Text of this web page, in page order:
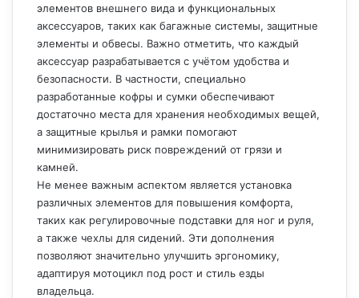
элементов внешнего вида и функциональных
аксессуаров, таких как багажные системы, защитные
элементы и обвесы. Важно отметить, что каждый
аксессуар разрабатывается с учётом удобства и
безопасности. В частности, специально
разработанные кофры и сумки обеспечивают
достаточно места для хранения необходимых вещей,
а защитные крылья и рамки помогают
минимизировать риск повреждений от грязи и
камней.
Не менее важным аспектом является установка
различных элементов для повышения комфорта,
таких как регулировочные подставки для ног и руля,
а также чехлы для сидений. Эти дополнения
позволяют значительно улучшить эргономику,
адаптируя мотоцикл под рост и стиль езды
владельца.